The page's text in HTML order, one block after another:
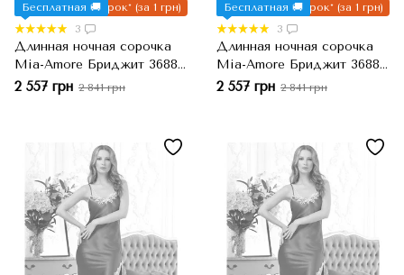
Подарок* (за 1 грн)
Бесплатная 🚚
3
Длинная ночная сорочка
Mia-Amore Бриджит 3688
Натуральный шелк, L
2 557 грн 2 841 грн
Подарок* (за 1 грн)
Бесплатная 🚚
3
Длинная ночная сорочка
Mia-Amore Бриджит 3688
Натуральный шелк, XL
2 557 грн 2 841 грн